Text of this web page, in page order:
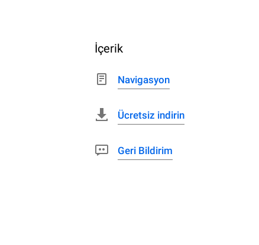
İçerik
Navigasyon
Ücretsiz indirin
Geri Bildirim